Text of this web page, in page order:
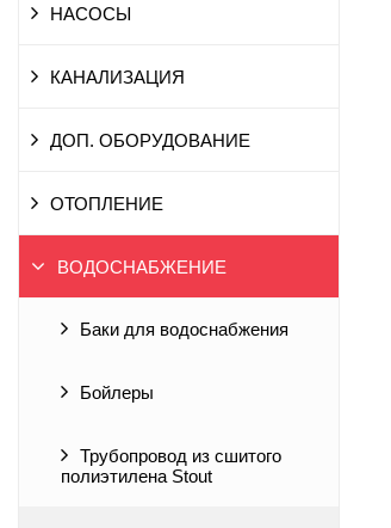
НАСОСЫ
КАНАЛИЗАЦИЯ
ДОП. ОБОРУДОВАНИЕ
ОТОПЛЕНИЕ
ВОДОСНАБЖЕНИЕ
Баки для водоснабжения
Бойлеры
Трубопровод из сшитого
полиэтилена Stout